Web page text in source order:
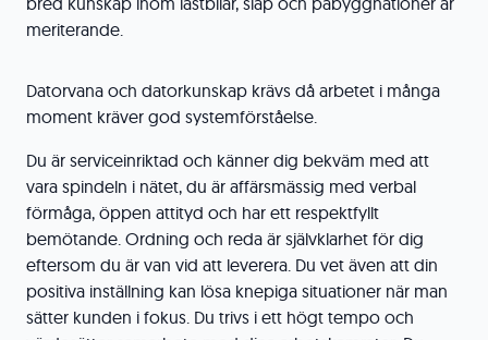
meriterande.
Datorvana och datorkunskap krävs då arbetet i många
moment kräver god systemförståelse.
Du är serviceinriktad och känner dig bekväm med att
vara spindeln i nätet, du är affärsmässig med verbal
förmåga, öppen attityd och har ett respektfyllt
bemötande. Ordning och reda är självklarhet för dig
eftersom du är van vid att leverera. Du vet även att din
positiva inställning kan lösa knepiga situationer när man
sätter kunden i fokus. Du trivs i ett högt tempo och